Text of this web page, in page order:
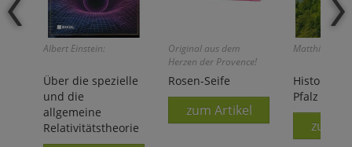
Albert Einstein:
Über die spezielle
und die
allgemeine
Relativitätstheorie
Original aus dem
Herzen der Provence!
Rosen-Seife
zum Artikel
Matthias
Pfalz
zum